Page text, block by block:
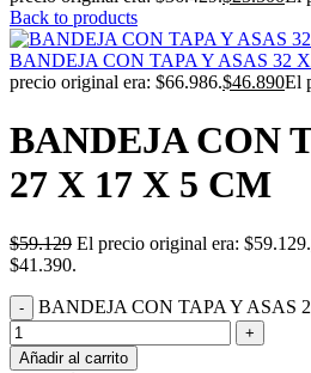
Back to products
BANDEJA CON TAPA Y ASAS 32
precio original era: $66.986.$46.890El
BANDEJA CON
27 X 17 X 5 CM
$59.129 El precio original era: $59.129.
$41.390.
BANDEJA CON TAPA Y ASAS
Añadir al carrito